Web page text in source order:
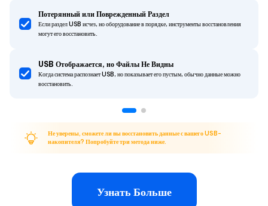
Потерянный или Поврежденный Раздел
Если раздел USB исчез, но оборудование в порядке, инструменты восстановления
могут его восстановить.
USB Отображается, но Файлы Не Видны
Когда система распознает USB, но показывает его пустым, обычно данные можно
восстановить.
Не уверены, сможете ли вы восстановить данные с вашего USB-
накопителя? Попробуйте три метода ниже.
Узнать Больше